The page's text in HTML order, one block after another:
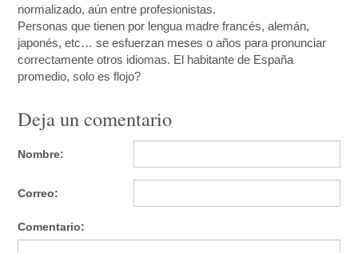
normalizado, aún entre profesionistas.
Personas que tienen por lengua madre francés, alemán,
japonés, etc… se esfuerzan meses o años para pronunciar
correctamente otros idiomas. El habitante de España
promedio, solo es flojo?
Deja un comentario
Nombre:
Correo:
Comentario: